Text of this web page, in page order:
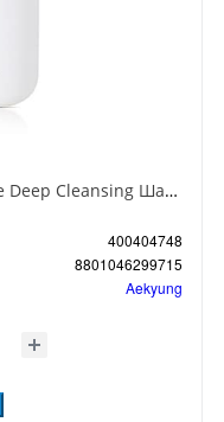
Aekyung Derma & More Ceramide Deep Cleansing Шампунь для волос для жирной кожи головы Глубокое очищение 600 мл
400404748
8801046299715
Aekyung